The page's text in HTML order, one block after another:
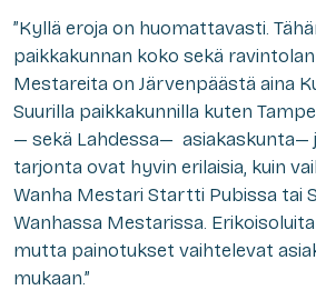
”Kyllä eroja on huomattavasti.
paikkakunnan koko sekä ravintolan
Mestareita on Järvenpäästä aina
Suurilla paikkakunnilla kuten
— sekä Lahdessa— asiakaskunta—
tarjonta ovat hyvin erilaisia, kuin
Wanha Mestari Startti Pubissa tai
Wanhassa Mestarissa.
mutta painotukset vaihtelevat
mukaan.”